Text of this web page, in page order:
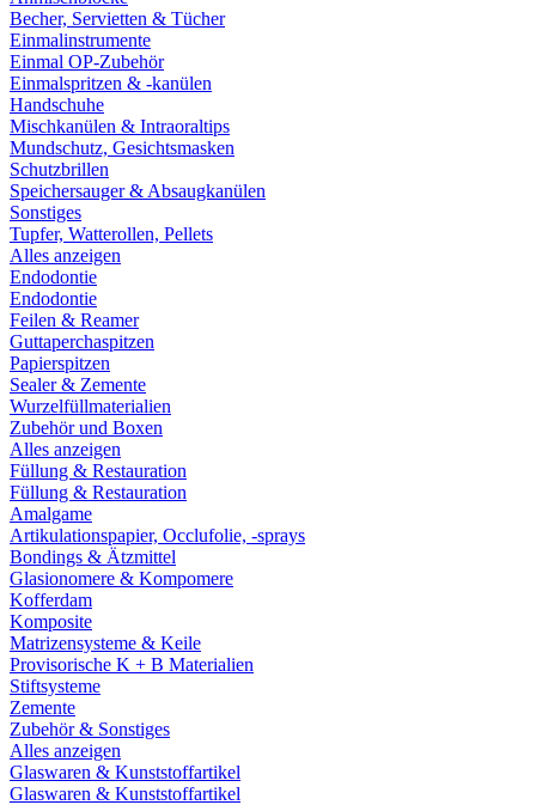
Becher, Servietten & Tücher
Einmalinstrumente
Einmal OP-Zubehör
Einmalspritzen & -kanülen
Handschuhe
Mischkanülen & Intraoraltips
Mundschutz, Gesichtsmasken
Schutzbrillen
Speichersauger & Absaugkanülen
Sonstiges
Tupfer, Watterollen, Pellets
Alles anzeigen
Endodontie
Endodontie
Feilen & Reamer
Guttaperchaspitzen
Papierspitzen
Sealer & Zemente
Wurzelfüllmaterialien
Zubehör und Boxen
Alles anzeigen
Füllung & Restauration
Füllung & Restauration
Amalgame
Artikulationspapier, Occlufolie, -sprays
Bondings & Ätzmittel
Glasionomere & Kompomere
Kofferdam
Komposite
Matrizensysteme & Keile
Provisorische K + B Materialien
Stiftsysteme
Zemente
Zubehör & Sonstiges
Alles anzeigen
Glaswaren & Kunststoffartikel
Glaswaren & Kunststoffartikel